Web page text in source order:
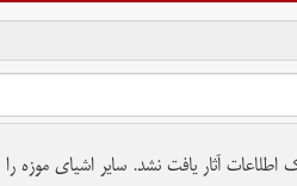
آثار یافت نشد. سایر اشیای موزه
تمام حقوق برای